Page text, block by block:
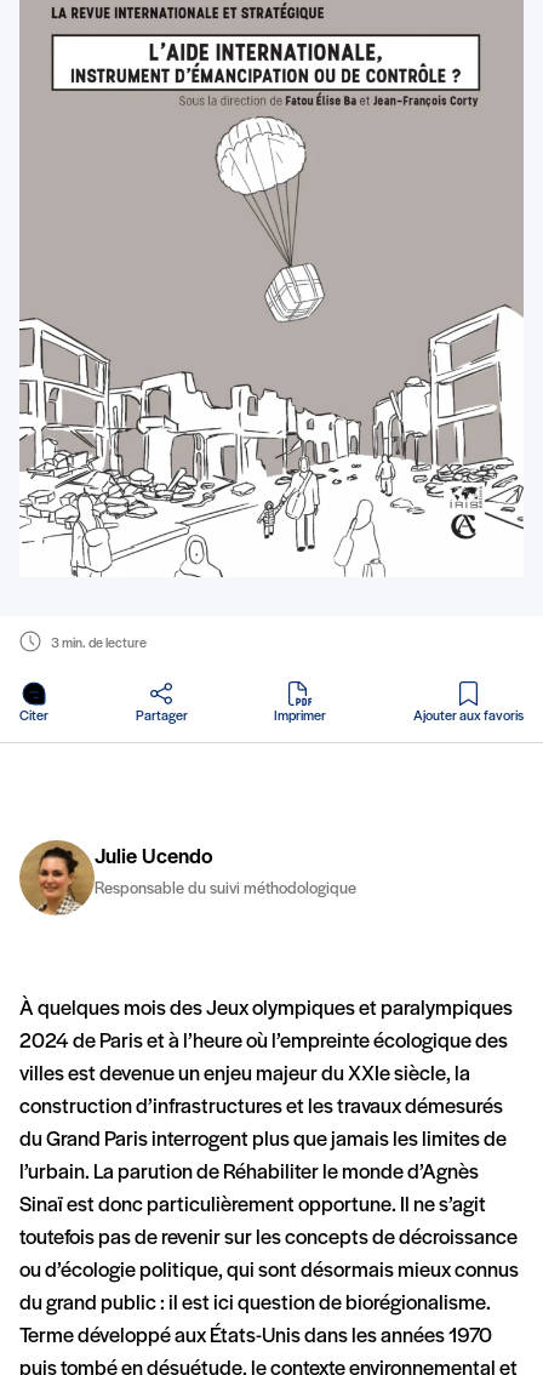
3 min. de lecture
Citer Partager Imprimer
en PDF
Ajouter aux favoris
Julie Ucendo
Responsable du suivi méthodologique
À quelques mois des Jeux olympiques et paralympiques
2024 de Paris et à l’heure où l’empreinte écologique des
villes est devenue un enjeu majeur du XXIe siècle, la
construction d’infrastructures et les travaux démesurés
du Grand Paris interrogent plus que jamais les limites de
l’urbain. La parution de Réhabiliter le monde d’Agnès
Sinaï est donc particulièrement opportune. Il ne s’agit
toutefois pas de revenir sur les concepts de décroissance
ou d’écologie politique, qui sont désormais mieux connus
du grand public : il est ici question de biorégionalisme.
Terme développé aux États-Unis dans les années 1970
puis tombé en désuétude, le contexte environnemental et